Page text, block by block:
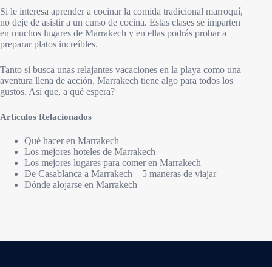
Si le interesa aprender a cocinar la comida tradicional marroquí,
no deje de asistir a un curso de cocina. Estas clases se imparten
en muchos lugares de Marrakech y en ellas podrás probar a
preparar platos increíbles.
Tanto si busca unas relajantes vacaciones en la playa como una
aventura llena de acción, Marrakech tiene algo para todos los
gustos. Así que, a qué espera?
Artículos Relacionados
Qué hacer en Marrakech
Los mejores hoteles de Marrakech
Los mejores lugares para comer en Marrakech
De Casablanca a Marrakech – 5 maneras de viajar
Dónde alojarse en Marrakech